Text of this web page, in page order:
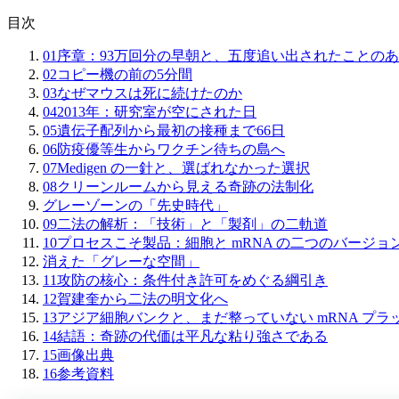
目次
01 序章：93万回分の早朝と、五度追い出されたことの
02コピー機の前の5分間
03なぜマウスは死に続けたのか
042013年：研究室が空にされた日
05遺伝子配列から最初の接種まで66日
06防疫優等生からワクチン待ちの島へ
07Medigen の一針と、選ばれなかった選択
08クリーンルームから見える奇跡の法制化
グレーゾーンの「先史時代」
09二法の解析：「技術」と「製剤」の二軌道
10プロセスこそ製品：細胞と mRNA の二つのバージョ
消えた「グレーな空間」
11攻防の核心：条件付き許可をめぐる綱引き
12賀建奎から二法の明文化へ
13アジア細胞バンクと、まだ整っていない mRNA プラ
14結語：奇跡の代価は平凡な粘り強さである
15画像出典
16参考資料